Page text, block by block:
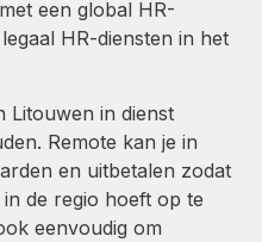
een global HR-
HR-diensten in het
Litouwen in dienst
Remote kan je in
en uitbetalen zodat
de regio hoeft op te
eenvoudig om